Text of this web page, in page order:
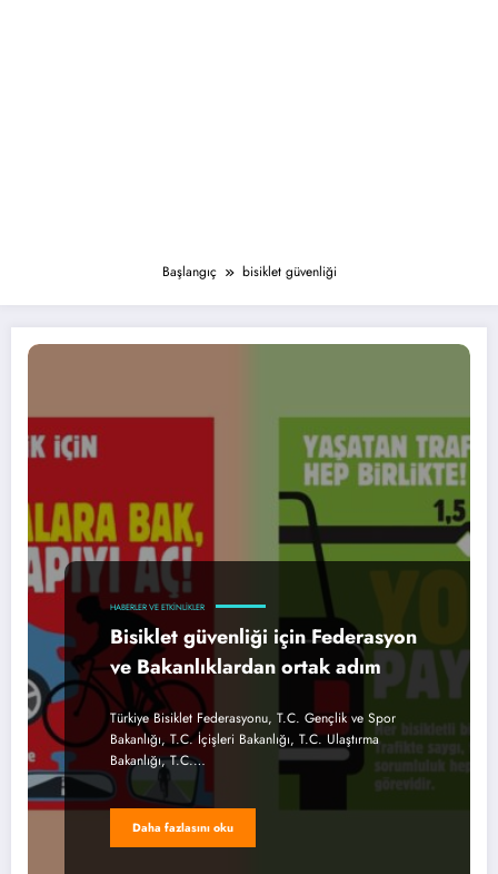
Başlangıç bisiklet güvenliği
HABERLER VE ETKINLIKLER
Bisiklet güvenliği için Federasyon
ve Bakanlıklardan ortak adım
Türkiye Bisiklet Federasyonu, T.C. Gençlik ve Spor
Bakanlığı, T.C. İçişleri Bakanlığı, T.C. Ulaştırma
Bakanlığı, T.C.…
Daha fazlasını oku